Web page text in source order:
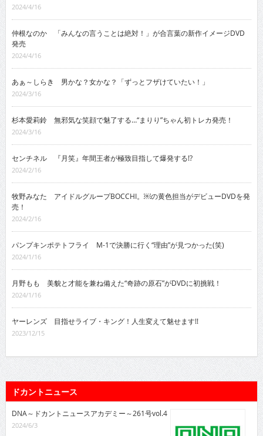
2024/4/16
仲根なのか 「みんなの言うことは絶対！」が合言葉の新作イメージDVD
発売
2024/4/16
あぁ～しらき 男かな？女かな？「ずっとフザけていたい！」
2024/3/16
杉本愛莉鈴 無邪気な笑顔で魅了する…“まりり”ちゃん初トレカ発売！
2024/3/16
センチネル 『月笑』年間王者が極致目指して爆発する!?
2024/2/16
牧野みなた アイドルグループBOCCHI。￼の黄色担当がデビューDVDを発
売！
2024/2/16
パンプキンポテトフライ M-1で決勝に行く“理由”が見つかった(笑)
2024/1/16
月野もも 美貌と才能を兼ね備えた“奇跡の原石”がDVDに初挑戦！
2024/1/16
ヤーレンズ 目指せライブ・キング！人生変えて魅せます!!
2023/12/15
ドカントニュース
DNA～ドカントニュースアカデミー～261号vol.4
2024/6/3